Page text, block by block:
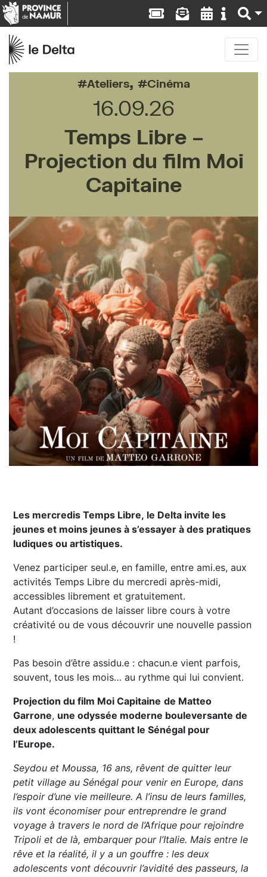
Ateliers, Cinéma
16.09.26
Temps Libre –
Projection du film Moi
Capitaine
Les mercredis Temps Libre, le Delta invite les
jeunes et moins jeunes à s’essayer à des pratiques
ludiques ou artistiques.
Venez participer seul.e, en famille, entre ami.es, aux
activités Temps Libre du mercredi après-midi,
accessibles librement et gratuitement.
Autant d’occasions de laisser libre cours à votre
créativité ou de vous découvrir une nouvelle passion
!
Pas besoin d’être assidu.e : chacun.e vient parfois,
souvent, tous les mois… au rythme qui lui convient.
Projection du film Moi Capitaine de Matteo
Garrone, une odyssée moderne bouleversante de
deux adolescents quittant le Sénégal pour
l’Europe.
Seydou et Moussa, 16 ans, rêvent dequitter leur
petit village au Sénégal pour venir en Europe, dans
l’espoir d’une vie meilleure. A l’insu de leurs familles,
ils vont économiser pour entreprendre le grand
voyage à travers le nord de l’Afrique pour rejoindre
Tripoli et de là, embarquer pour l’Italie. Mais entre le
rêve et la réalité, il y a un gouffre : les deux
adolescents vont découvrir l’avidité des passeurs, la